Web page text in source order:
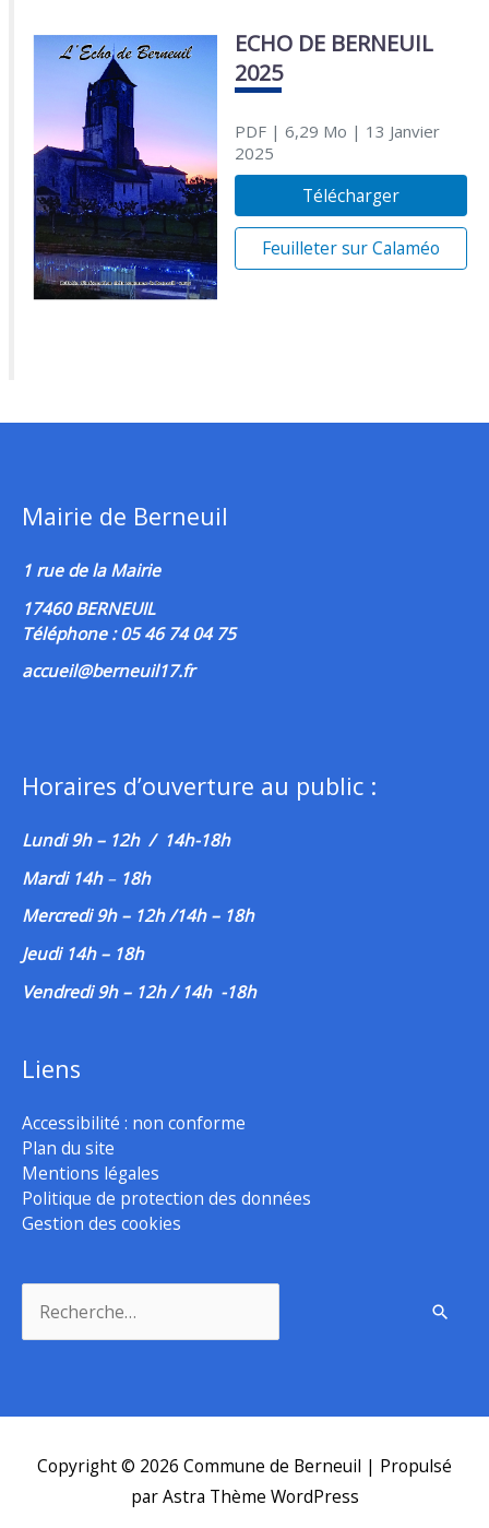
ECHO DE BERNEUIL
2025
PDF| 6,29 Mo | 13 Janvier
2025
Télécharger
Feuilleter sur Calaméo
Mairie de Berneuil
1 rue de la Mairie
17460 BERNEUIL
Téléphone : 05 46 74 04 75
accueil@berneuil17.fr
Horaires d’ouverture au public :
Lundi 9h – 12h / 14h-18h
Mardi 14h– 18h
Mercredi 9h – 12h /14h – 18h
Jeudi 14h – 18h
Vendredi 9h – 12h / 14h -18h
Liens
Accessibilité : non conforme
Plan du site
Mentions légales
Politique de protection des données
Gestion des cookies
Copyright © 2026 Commune de Berneuil | Propulsé
parAstra Thème WordPress